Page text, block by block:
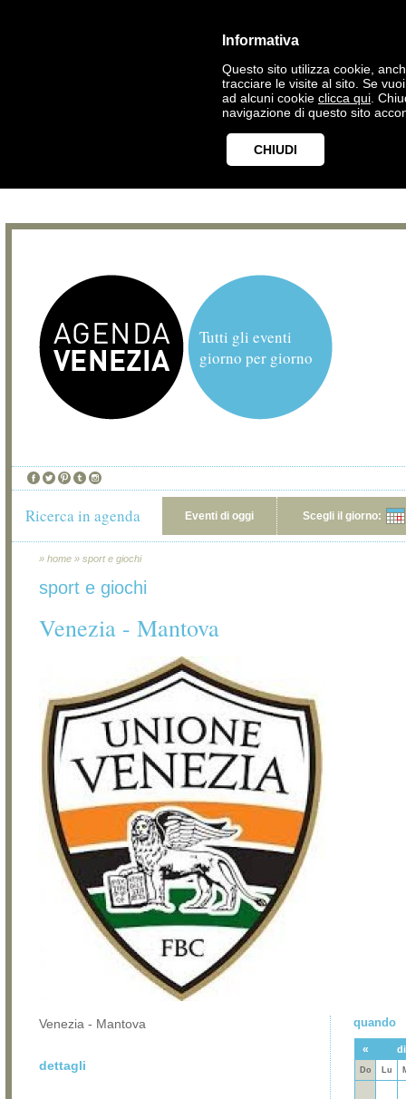
Informativa
Questo sito utilizza cookie,
tracciare le visite al sito. Se
ad alcuni cookie clicca qui .
navigazione di questo sito
CHIUDI
Tutti gli eventi
giorno per giorno
Ricerca in agenda Eventi di oggi Scegli il giorno:
» home » sport e giochi
sport e giochi
Venezia - Mantova
Venezia - Mantova
dettagli
quando
«
Do Lu